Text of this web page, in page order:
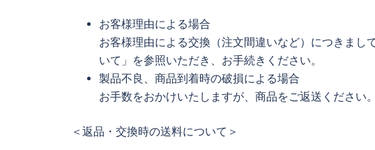
お客様理由による場合
お客様理由による交換（注文間違いなど）につきま
いて」を参照いただき、お手続きください。
製品不良、商品到着時の破損による場合
お手数をおかけいたしますが、商品をご返送ください
＜返品・交換時の送料について＞